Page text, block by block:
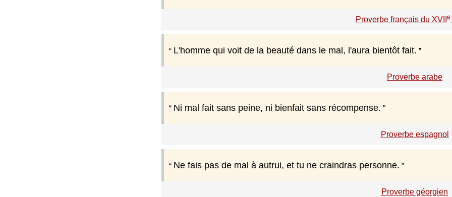
Proverbe français du XVII e
L'homme qui voit de la beauté dans le mal, l'aura bientôt fait.
Proverbe arabe
Ni mal fait sans peine, ni bienfait sans récompense.
Proverbe espagnol
Ne fais pas de mal à autrui, et tu ne craindras personne.
Proverbe géorgien